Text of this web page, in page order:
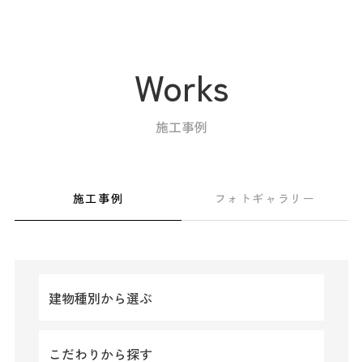
家づくりのこだわり
住まいの実例集
Works
施工事例
施工事例 フォトギャラリー